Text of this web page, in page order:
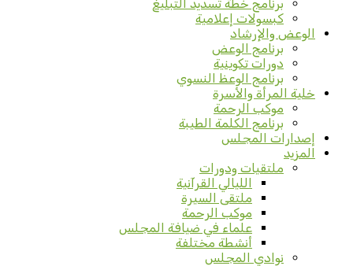
برنامج خطة تسديد التبليغ
كبسولات إعلامية
الوعض والإرشاد
برنامج الوعض
دورات تكوينية
برنامج الوعظ النسوي
خلية المرأة والأسرة
موكب الرحمة
برنامج الكلمة الطيبة
إصدارات المجلس
المزيد
ملتقيات ودورات
الليالي القرآنية
ملتقى السيرة
موكب الرحمة
علماء في ضيافة المجلس
أنشطة مختلفة
نوادي المجلس